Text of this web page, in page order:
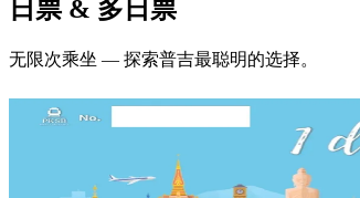
日票 & 多日票
无限次乘坐 — 探索普吉最聪明的选择。